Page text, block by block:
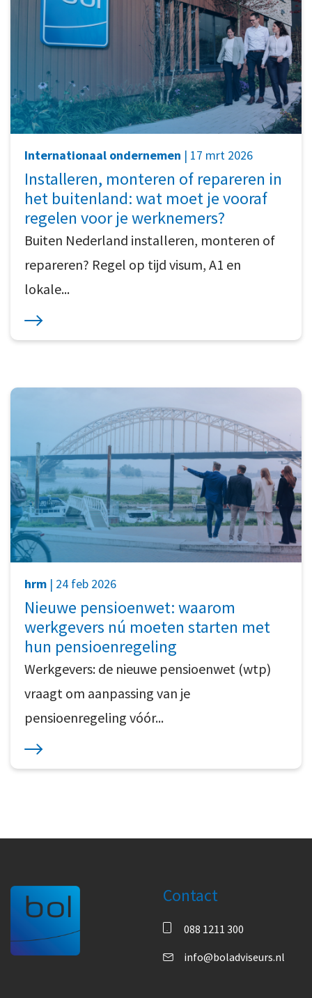
Internationaal ondernemen | 17 mrt 2026
Installeren, monteren of repareren in
het buitenland: wat moet je vooraf
regelen voor je werknemers?
Buiten Nederland installeren, monteren of
repareren? Regel op tijd visum, A1 en
lokale...
hrm | 24 feb 2026
Nieuwe pensioenwet: waarom
werkgevers nú moeten starten met
hun pensioenregeling
Werkgevers: de nieuwe pensioenwet (wtp)
vraagt om aanpassing van je
pensioenregeling vóór...
Contact
088 1211 300
info@boladviseurs.nl